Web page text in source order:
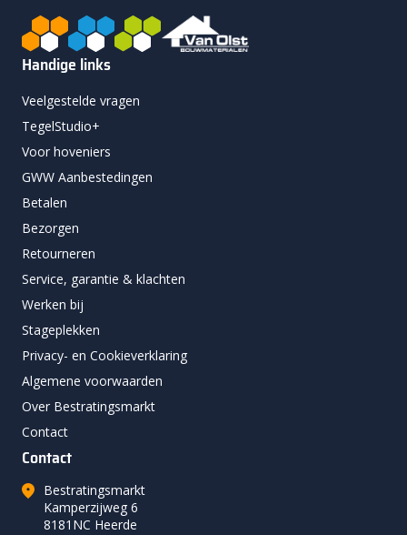
Handige links
Veelgestelde vragen
TegelStudio+
Voor hoveniers
GWW Aanbestedingen
Betalen
Bezorgen
Retourneren
Service, garantie & klachten
Werken bij
Stageplekken
Privacy- en Cookieverklaring
Algemene voorwaarden
Over Bestratingsmarkt
Contact
Contact
Bestratingsmarkt
Kamperzijweg 6
8181NC Heerde